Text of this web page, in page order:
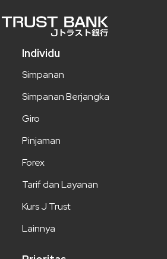
Individu
Simpanan
Simpanan Berjangka
Giro
Pinjaman
Forex
Tarif dan Layanan
Kurs J Trust
Lainnya